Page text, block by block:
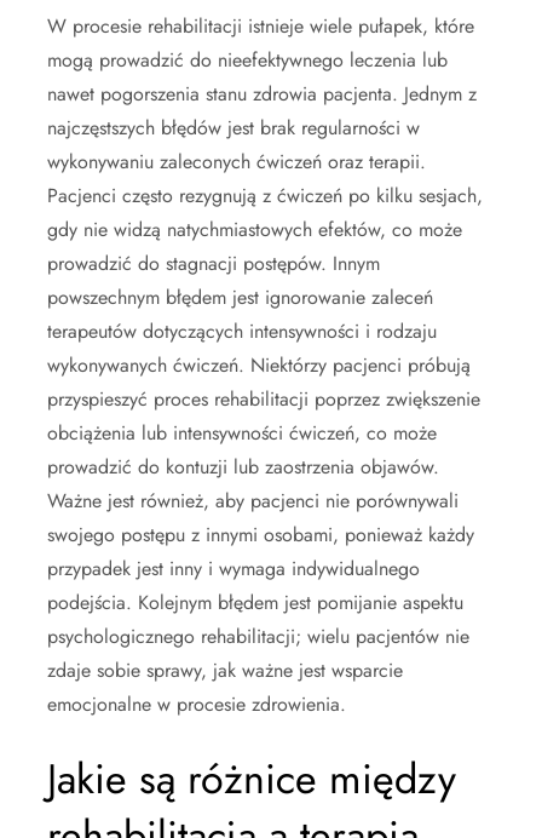
W procesie rehabilitacji istnieje wiele pułapek, które
mogą prowadzić do nieefektywnego leczenia lub
nawet pogorszenia stanu zdrowia pacjenta. Jednym z
najczęstszych błędów jest brak regularności w
wykonywaniu zaleconych ćwiczeń oraz terapii.
Pacjenci często rezygnują z ćwiczeń po kilku sesjach,
gdy nie widzą natychmiastowych efektów, co może
prowadzić do stagnacji postępów. Innym
powszechnym błędem jest ignorowanie zaleceń
terapeutów dotyczących intensywności i rodzaju
wykonywanych ćwiczeń. Niektórzy pacjenci próbują
przyspieszyć proces rehabilitacji poprzez zwiększenie
obciążenia lub intensywności ćwiczeń, co może
prowadzić do kontuzji lub zaostrzenia objawów.
Ważne jest również, aby pacjenci nie porównywali
swojego postępu z innymi osobami, ponieważ każdy
przypadek jest inny i wymaga indywidualnego
podejścia. Kolejnym błędem jest pomijanie aspektu
psychologicznego rehabilitacji; wielu pacjentów nie
zdaje sobie sprawy, jak ważne jest wsparcie
emocjonalne w procesie zdrowienia.
Jakie są różnice między